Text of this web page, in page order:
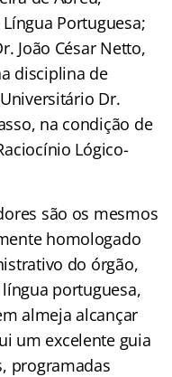
Portuguesa;
João César Netto,
disciplina de
Dr.
na condição de
Lógico-
são os mesmos
homologado
do órgão,
portuguesa,
almeja alcançar
um excelente guia
programadas